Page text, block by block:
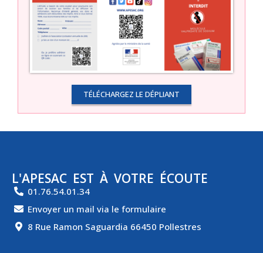
TÉLÉCHARGEZ LE DÉPLIANT
L'APESAC EST À VOTRE ÉCOUTE
01.76.54.01.34
Envoyer un mail via le formulaire
8 Rue Ramon Saguardia 66450 Pollestres